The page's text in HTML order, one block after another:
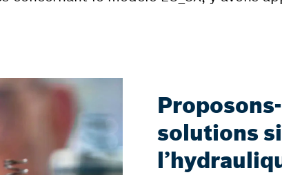
solutions